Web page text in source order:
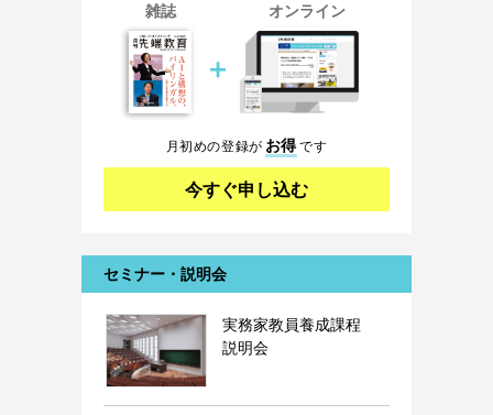
雑誌
＋
オンライン
月初めの登録が お得です
今すぐ申し込む
セミナー・説明会
実務家教員養成課程
説明会